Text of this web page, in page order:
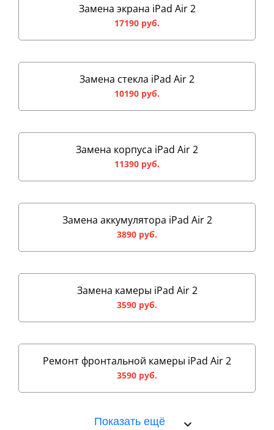
Замена экрана iPad Air 2
17190 руб.
Замена стекла iPad Air 2
10190 руб.
Замена корпуса iPad Air 2
11390 руб.
Замена аккумулятора iPad Air 2
3890 руб.
Замена камеры iPad Air 2
3590 руб.
Ремонт фронтальной камеры iPad Air 2
3590 руб.
Показать ещё